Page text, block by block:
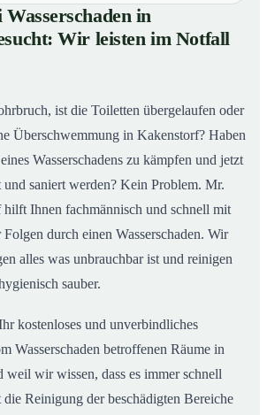
Wasserschaden in Kakenstorf gesucht:
Notfall Sofort-Hilfe
nach Wasserschaden in
in
Wir leisten im Notfall
ist die Toiletten übergelaufen oder
Überschwemmung in Kakenstorf? Haben
Wasserschadens zu kämpfen und jetzt
und saniert werden? Kein Problem. Mr.
Ihnen fachmännisch und schnell mit
durch einen Wasserschaden. Wir
alles was unbrauchbar ist und reinigen
sauber.
kostenloses und unverbindliches
Wasserschaden betroffenen Räume in
wir wissen, dass es immer schnell
die Reinigung der beschädigten Bereiche